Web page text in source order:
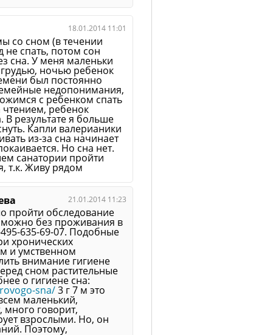
18.01.2014 11:01
со сном (в течении
не спать, потом сон
сна. У меня маленьки
ночью ребенок
был постоянно
недопонимания,
с ребенком спать
ребенок
В результате я больше
Капли валерианики
из-за сна начинает
Но сна нет.
санатории пройти
т.к. Живу рядом
21.01.2014 11:23
пройти обследование
без проживания в
635-69-07. Подобные
хронических
и умственном
внимание гигиене
сном растительные
о гигиене сна:
sna/3 г 7 м это
маленький,
много говорит,
взрослыми. Но, он
Поэтому,